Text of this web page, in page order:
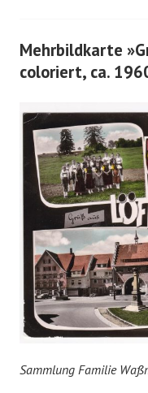
Mehrbildkarte
coloriert, ca.
Sammlung Familie